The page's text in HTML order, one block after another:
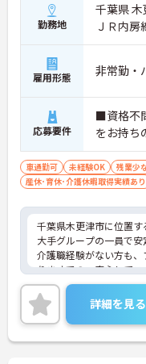
勤務地
千葉県 木
ＪＲ内房
雇用形態 非常勤・
応募要件
■資格不
をお持ち
車通勤可 未経験OK 残業少
産休･育休･介護休暇取得実績あり
千葉県木更津市に位置す
大手グループの一員で安
介護職経験がない方も
りますでの、安心して
ご興味ある方には、面
詳細をお話しいたします
い！
詳細を見る